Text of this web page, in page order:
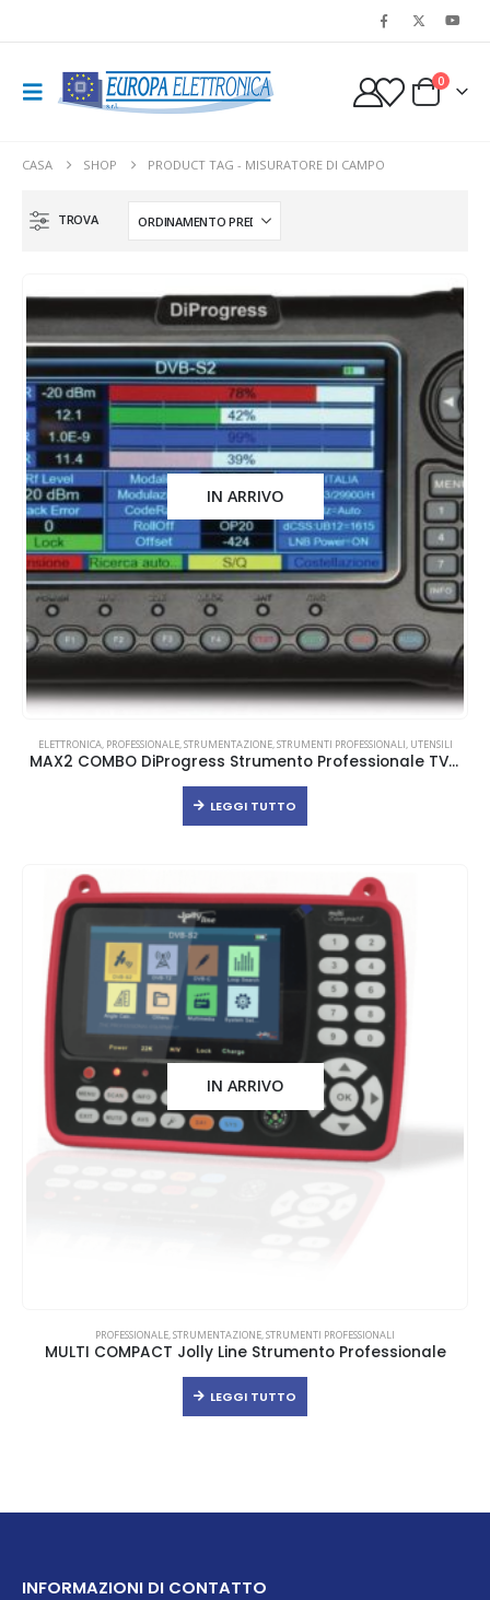
0
CASA SHOP PRODUCT TAG - MISURATORE DI CAMPO
IN ARRIVO
ELETTRONICA, PROFESSIONALE,STRUMENTAZIONE,STRUMENTI PROFESSIONALI, UTENSILI
MAX2 COMBO DiProgress Strumento Professionale TV e SAT
LEGGI TUTTO
IN ARRIVO
PROFESSIONALE,STRUMENTAZIONE,STRUMENTI PROFESSIONALI
MULTI COMPACT Jolly Line Strumento Professionale
LEGGI TUTTO
INFORMAZIONI DI CONTATTO